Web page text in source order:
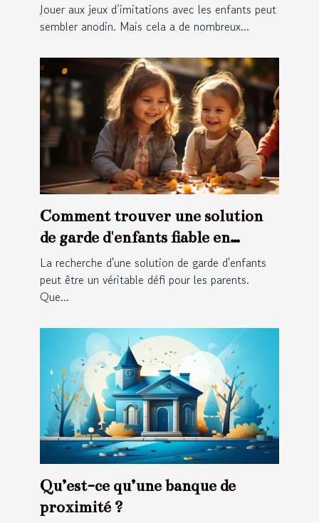
?
Jouer aux jeux d’imitations avec les enfants peut
sembler anodin. Mais cela a de nombreux...
Comment trouver une solution
de garde d'enfants fiable en
France ?
La recherche d'une solution de garde d'enfants
peut être un véritable défi pour les parents.
Que...
Qu’est-ce qu’une banque de
proximité ?